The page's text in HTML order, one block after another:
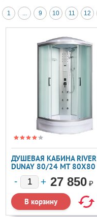
1 ... 9 10 11 12
ДУШЕВАЯ КАБИНА RIVER
DUNAY 80/24 МТ 80X80
27 850 ₽